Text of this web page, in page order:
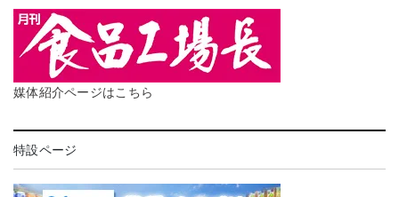
媒体紹介ページはこちら
特設ページ